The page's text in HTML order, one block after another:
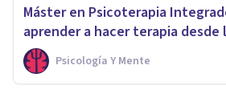
Máster en Psicoterapia
aprender a hacer terapia
Psicología Y Mente